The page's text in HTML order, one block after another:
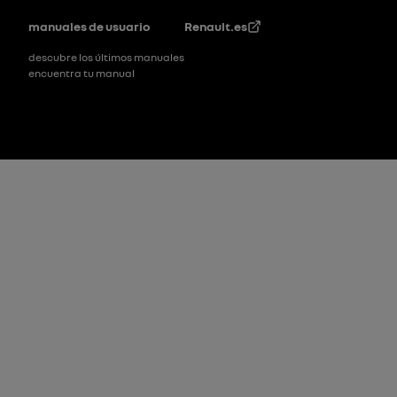
Pie de página
manuales de usuario
descubre los últimos manuales
encuentra tu manual
Renault.es